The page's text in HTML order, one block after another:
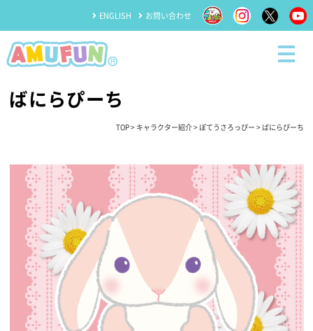
ENGLISH お問い合わせ
ばにらぴーち
TOP> キャラクター紹介> ぽてうさろっぴー > ばにらぴーち